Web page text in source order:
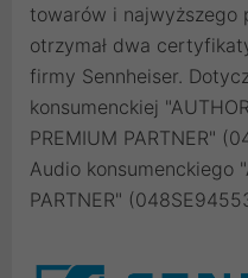
towarów i najwyższego
otrzymał dwa
firmy Sennheiser.
konsumenckiej
PREMIUM PARTNER"
Audio konsumenckiego
PARTNER"